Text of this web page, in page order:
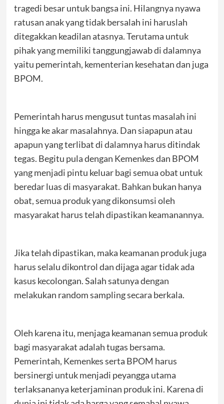
tragedi besar untuk bangsa ini. Hilangnya nyawa
ratusan anak yang tidak bersalah ini haruslah
ditegakkan keadilan atasnya. Terutama untuk
pihak yang memiliki tanggungjawab di dalamnya
yaitu pemerintah, kementerian kesehatan dan juga
BPOM.
Pemerintah harus mengusut tuntas masalah ini
hingga ke akar masalahnya. Dan siapapun atau
apapun yang terlibat di dalamnya harus ditindak
tegas. Begitu pula dengan Kemenkes dan BPOM
yang menjadi pintu keluar bagi semua obat untuk
beredar luas di masyarakat. Bahkan bukan hanya
obat, semua produk yang dikonsumsi oleh
masyarakat harus telah dipastikan keamanannya.
Jika telah dipastikan, maka keamanan produk juga
harus selalu dikontrol dan dijaga agar tidak ada
kasus kecolongan. Salah satunya dengan
melakukan random sampling secara berkala.
Oleh karena itu, menjaga keamanan semua produk
bagi masyarakat adalah tugas bersama.
Pemerintah, Kemenkes serta BPOM harus
bersinergi untuk menjadi peyangga utama
terlaksananya keterjaminan produk ini. Karena di